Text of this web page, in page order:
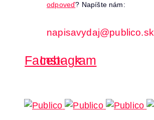
odpoveď? Napíšte nám:
napisavydaj@publico.sk
Facebook
Instagram